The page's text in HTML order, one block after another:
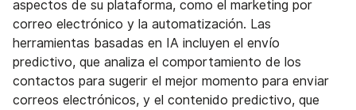
aspectos de su plataforma, como el marketing por
correo electrónico y la automatización. Las
herramientas basadas en IA incluyen el envío
predictivo, que analiza el comportamiento de los
contactos para sugerir el mejor momento para enviar
correos electrónicos, y el contenido predictivo, que